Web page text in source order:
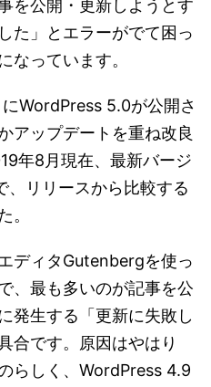
を公開・更新しようとす
た」とエラーがでて困っ
なっています。
WordPress 5.0が公開さ
アップデートを重ね改良
年8月現在、最新バージ
、リリースから比較する
。
ディタGutenbergを使っ
、最も多いのが記事を公
発生する「更新に失敗し
合です。原因はやはり
らしく、WordPress 4.9